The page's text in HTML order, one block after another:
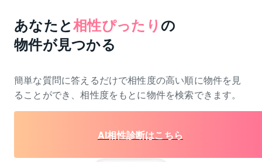
あなたと相性ぴったり の
物件が見つかる
簡単な質問に答えるだけで相性度の高い順に物件を 見
ることができ、相性度をもとに物件を検索できます。
AI相性診断はこちら